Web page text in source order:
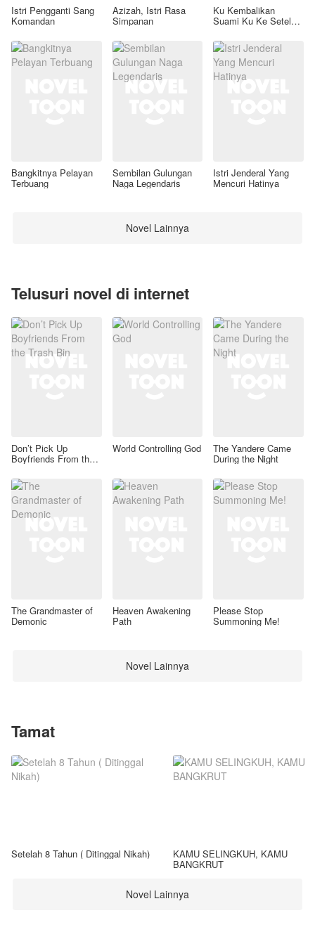
Istri Pengganti Sang
Komandan
Azizah, Istri Rasa
Simpanan
Ku Kembalikan
Suami Ku Ke Setelan
Bangkitnya Pelayan
Terbuang
Sembilan Gulungan
Naga Legendaris
Istri Jenderal Yang
Mencuri Hatinya
Novel Lainnya
Telusuri novel di internet
Don’t Pick Up
Boyfriends From the
World Controlling God The Yandere Came
During the Night
The Grandmaster of
Demonic
Heaven Awakening
Path
Please Stop
Summoning Me!
Novel Lainnya
Tamat
Setelah 8 Tahun ( Ditinggal Nikah) KAMU SELINGKUH, KAMU
BANGKRUT
Novel Lainnya